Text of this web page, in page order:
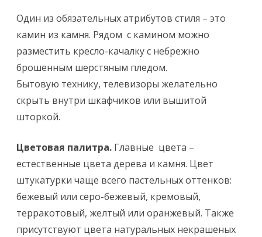
Один из обязательных атрибутов стиля – это
камин из камня. Рядом с камином можно
разместить кресло-качалку с небрежно
брошенным шерстяным пледом.
Бытовую технику, телевизоры желательно
скрыть внутри шкафчиков или вышитой
шторкой.
Цветовая палитра. Главные цвета –
естественные цвета дерева и камня. Цвет
штукатурки чаще всего пастельных оттенков:
бежевый или серо-бежевый, кремовый,
терракотовый, желтый или оранжевый. Также
присутствуют цвета натуральных некрашеных